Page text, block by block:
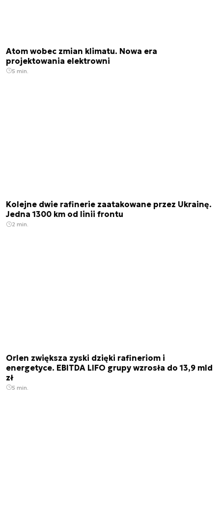
Atom wobec zmian klimatu. Nowa era
projektowania elektrowni
5 min.
Kolejne dwie rafinerie zaatakowane przez Ukrainę.
Jedna 1300 km od linii frontu
2 min.
Orlen zwiększa zyski dzięki rafineriom i
energetyce. EBITDA LIFO grupy wzrosła do 13,9 mld
zł
5 min.